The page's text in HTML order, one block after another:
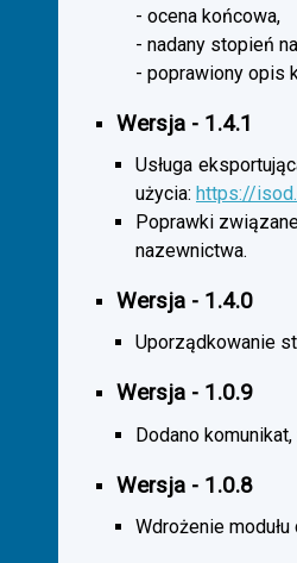
- ocena końcowa,
- nadany stopień
- poprawiony opis
Wersja - 1.4.1
Usługa
użycia: https://
Poprawki
nazewnictwa.
Wersja - 1.4.0
Uporządkowanie
Wersja - 1.0.9
Dodano
Wersja - 1.0.8
Wdrożenie